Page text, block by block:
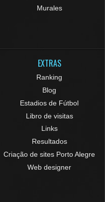
Murales
EXTRAS
Ranking
Blog
Estadios de Fútbol
Libro de visitas
Links
Resultados
Criação de sites Porto Alegre
Web designer